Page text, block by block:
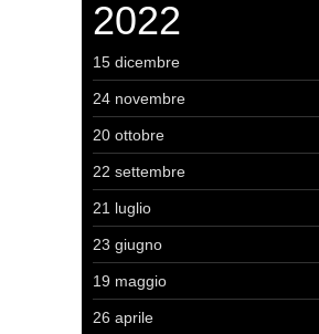
2022
15 dicembre
24 novembre
20 ottobre
22 settembre
21 luglio
23 giugno
19 maggio
26 aprile